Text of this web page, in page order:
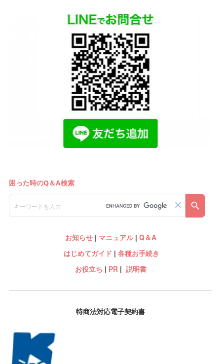
お知らせ| マニュアル| Q＆A
はじめてガイド | 各種お手続き
お役立ち | PR| 説明書
特商法対応電子契約書